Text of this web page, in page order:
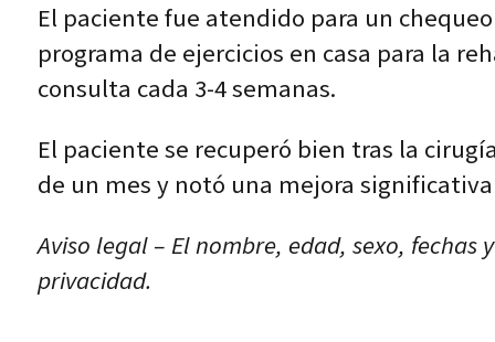
El paciente fue atendido para un
programa de ejercicios en casa para la
consulta cada 3-4 semanas.
El paciente se recuperó bien tras la
de un mes y notó una mejora
Aviso legal – El nombre, edad, sexo,
privacidad.